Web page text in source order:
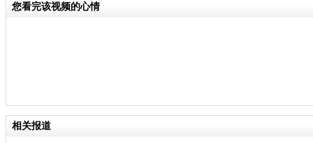
您看完该视频的心情
相关报道